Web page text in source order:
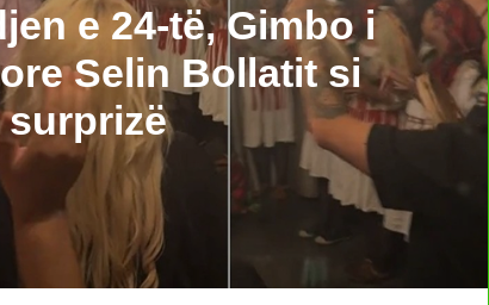
e 24-të, Gimbo i
Selin Bollatit si
surprizë